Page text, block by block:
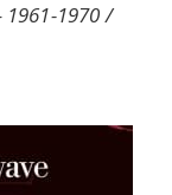
1961-1970 /